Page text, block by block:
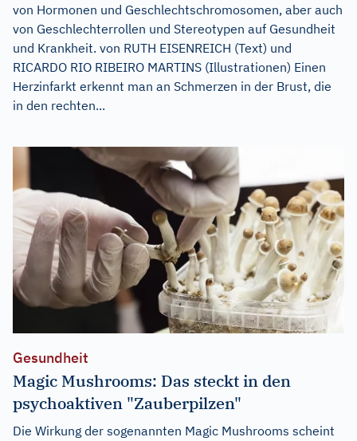
von Hormonen und Geschlechtschromosomen, aber auch
von Geschlechterrollen und Stereotypen auf Gesundheit
und Krankheit. von RUTH EISENREICH (Text) und
RICARDO RIO RIBEIRO MARTINS (Illustrationen) Einen
Herzinfarkt erkennt man an Schmerzen in der Brust, die
in den rechten...
Gesundheit
Magic Mushrooms: Das steckt in den
psychoaktiven "Zauberpilzen"
Die Wirkung der sogenannten Magic Mushrooms scheint